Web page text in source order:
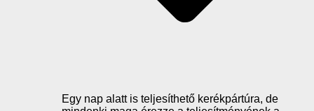
Egy nap alatt is teljesíthető kerékpártúra, de